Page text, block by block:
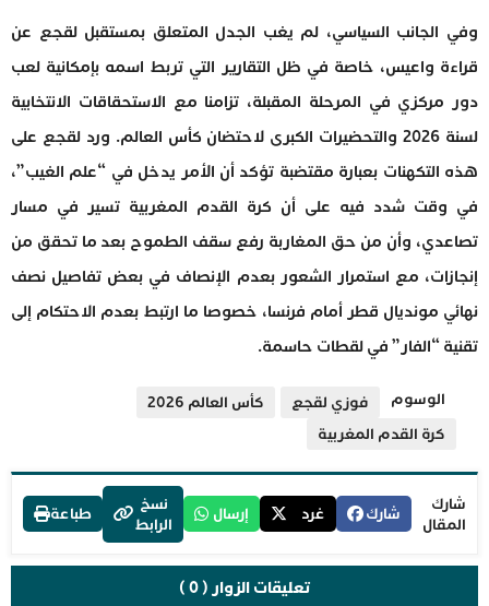
وفي الجانب السياسي، لم يغب الجدل المتعلق بمستقبل لقجع عن
قراءة واعيس، خاصة في ظل التقارير التي تربط اسمه بإمكانية لعب
دور مركزي في المرحلة المقبلة، تزامنا مع الاستحقاقات الانتخابية
لسنة 2026 والتحضيرات الكبرى لاحتضان كأس العالم. ورد لقجع على
هذه التكهنات بعبارة مقتضبة تؤكد أن الأمر يدخل في “علم الغيب”،
في وقت شدد فيه على أن كرة القدم المغربية تسير في مسار
تصاعدي، وأن من حق المغاربة رفع سقف الطموح بعد ما تحقق من
إنجازات، مع استمرار الشعور بعدم الإنصاف في بعض تفاصيل نصف
نهائي مونديال قطر أمام فرنسا، خصوصا ما ارتبط بعدم الاحتكام إلى
تقنية “الفار” في لقطات حاسمة.
الوسوم فوزي لقجع
كأس العالم 2026
كرة القدم المغربية
شارك
المقال
شارك غرد إرسال
نسخ
الرابط
طباعة
تعليقات الزوار ( 0 )